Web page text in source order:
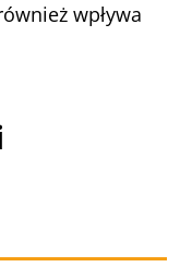
wpływa